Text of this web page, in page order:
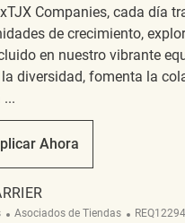
Companies, cada día
de crecimiento,
en nuestro vibrante
diversidad, fomenta la
...
Carrier REQ128660
Ahora
Key Carrier
Categoría
Asociados de Tiendas ReqId